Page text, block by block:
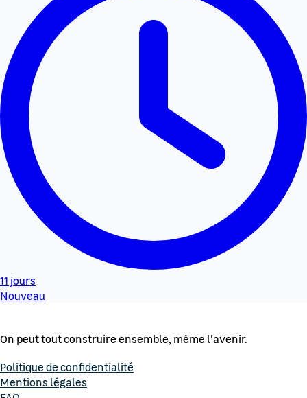
11 jours
Nouveau
On peut tout construire ensemble, même l'avenir.
Politique de confidentialité
Mentions légales